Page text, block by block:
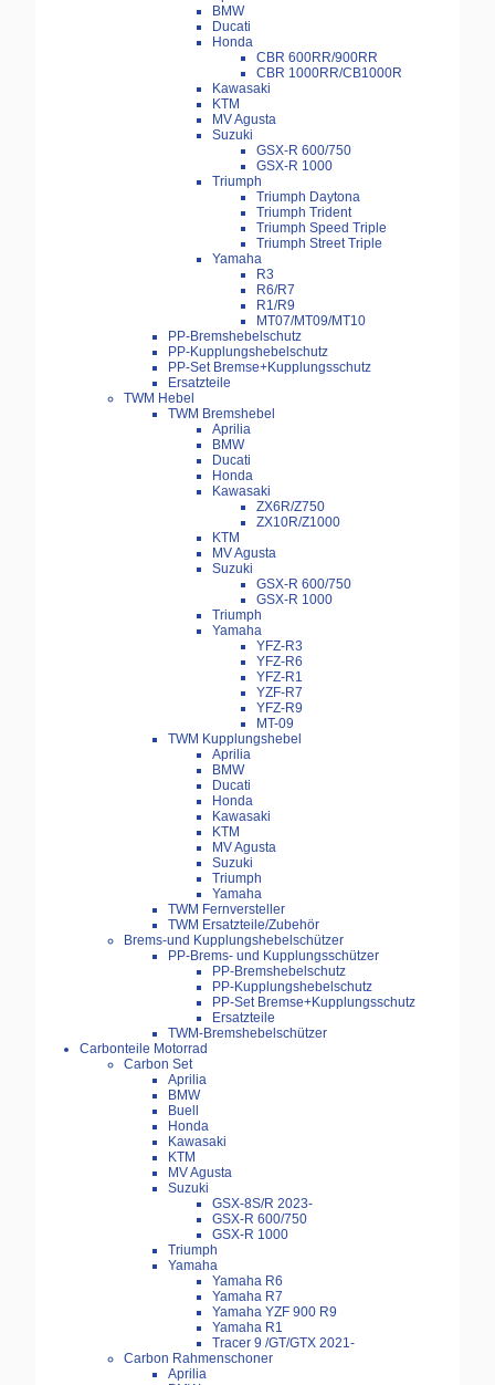
BMW
Ducati
Honda
CBR 600RR/900RR
CBR 1000RR/CB1000R
Kawasaki
KTM
MV Agusta
Suzuki
GSX-R 600/750
GSX-R 1000
Triumph
Triumph Daytona
Triumph Trident
Triumph Speed Triple
Triumph Street Triple
Yamaha
R3
R6/R7
R1/R9
MT07/MT09/MT10
PP-Bremshebelschutz
PP-Kupplungshebelschutz
PP-Set Bremse+Kupplungsschutz
Ersatzteile
TWM Hebel
TWM Bremshebel
Aprilia
BMW
Ducati
Honda
Kawasaki
ZX6R/Z750
ZX10R/Z1000
KTM
MV Agusta
Suzuki
GSX-R 600/750
GSX-R 1000
Triumph
Yamaha
YFZ-R3
YFZ-R6
YFZ-R1
YZF-R7
YFZ-R9
MT-09
TWM Kupplungshebel
Aprilia
BMW
Ducati
Honda
Kawasaki
KTM
MV Agusta
Suzuki
Triumph
Yamaha
TWM Fernversteller
TWM Ersatzteile/Zubehör
Brems-und Kupplungshebelschützer
PP-Brems- und Kupplungsschützer
PP-Bremshebelschutz
PP-Kupplungshebelschutz
PP-Set Bremse+Kupplungsschutz
Ersatzteile
TWM-Bremshebelschützer
Carbonteile Motorrad
Carbon Set
Aprilia
BMW
Buell
Honda
Kawasaki
KTM
MV Agusta
Suzuki
GSX-8S/R 2023-
GSX-R 600/750
GSX-R 1000
Triumph
Yamaha
Yamaha R6
Yamaha R7
Yamaha YZF 900 R9
Yamaha R1
Tracer 9 /GT/GTX 2021-
Carbon Rahmenschoner
Aprilia